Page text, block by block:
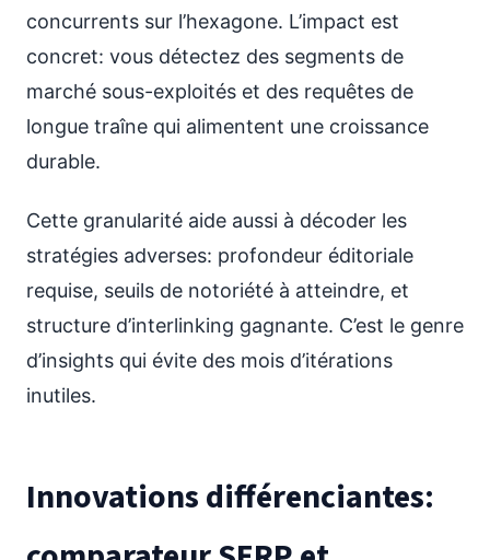
concurrents sur l’hexagone. L’impact est
concret: vous détectez des segments de
marché sous-exploités et des requêtes de
longue traîne qui alimentent une croissance
durable.
Cette granularité aide aussi à décoder les
stratégies adverses: profondeur éditoriale
requise, seuils de notoriété à atteindre, et
structure d’interlinking gagnante. C’est le genre
d’insights qui évite des mois d’itérations
inutiles.
Innovations différenciantes: